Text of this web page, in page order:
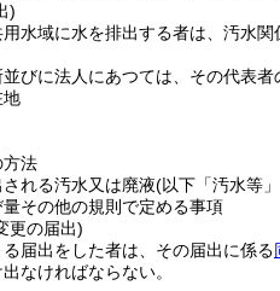
)
水域に水を排出する者は、汚水
びに法人にあつては、その代表者
地
方法
れる汚水又は廃液(以下「汚水等
その他の規則で定める事項
更の届出)
届出をした者は、その届出に係る
なければならない。